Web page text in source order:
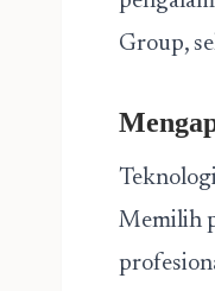
Group,
Memilih